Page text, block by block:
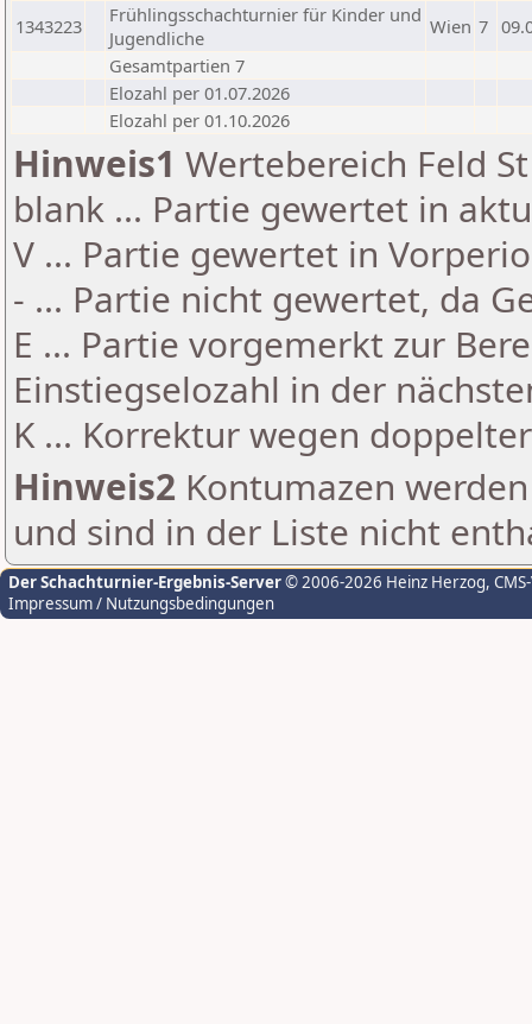
1343223
Frühlingsschachturnier für Kinder und
Jugendliche
Wien 7
Gesamtpartien 7
Elozahl per 01.07.2026
Elozahl per 01.10.2026
Hinweis1 Wertebereich Feld
blank ... Partie gewertet in
V ... Partie gewertet in
- ... Partie nicht gewertet, da
E ... Partie vorgemerkt zur
Einstiegselozahl in der
K ... Korrektur wegen
Hinweis2 Kontumazen
und sind in der Liste nicht
Der Schachturnier-Ergebnis-Server© 2006-2026 Heinz Herzog,
Impressum / Nutzungsbedingungen